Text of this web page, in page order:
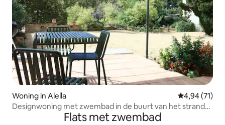
Woning in Alella Gemiddelde
4,94 (71)
Designwoning met zwembad in de buurt van het strand
Flats met zwembad